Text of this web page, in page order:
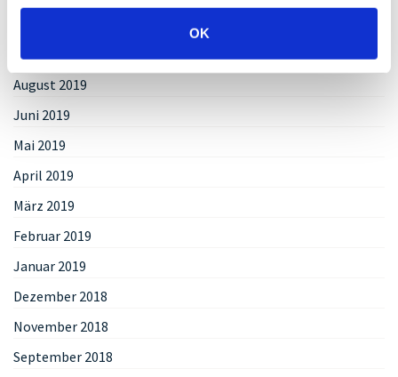
OK
Oktober 2019
August 2019
Juni 2019
Mai 2019
April 2019
März 2019
Februar 2019
Januar 2019
Dezember 2018
November 2018
September 2018